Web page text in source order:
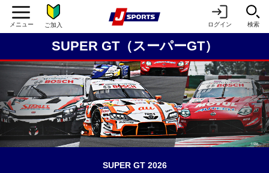
ご加入 ログイン 検索
SUPER GT（スーパーGT）
SUPER GT 2026